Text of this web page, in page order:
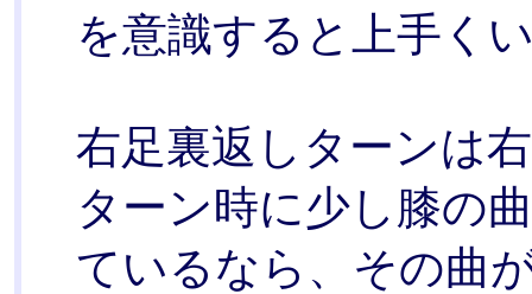
を意識すると上手く
右足裏返しターンは
ターン時に少し膝の
ているなら、その曲